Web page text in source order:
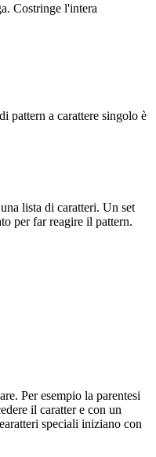
Costringe l'intera
pattern a carattere singolo è
lista di caratteri. Un set
per far reagire il pattern.
Per esempio la parentesi
il caratter e con un
speciali iniziano con